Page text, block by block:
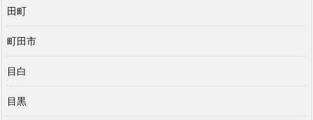
田町
町田市
目白
目黒